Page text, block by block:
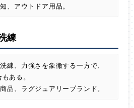
、アウトドア用品。
練
練、力強さを象徴する一方で、
ある。
品、ラグジュアリーブランド。